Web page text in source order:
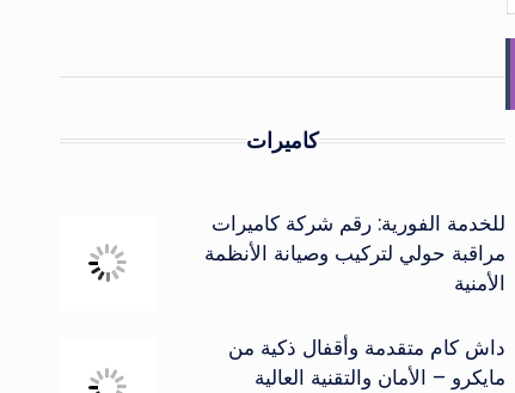
كاميرات
للخدمة الفورية: رقم شركة كاميرات
مراقبة حولي لتركيب وصيانة الأنظمة
الأمنية
داش كام متقدمة وأقفال ذكية من
مايكرو – الأمان والتقنية العالية